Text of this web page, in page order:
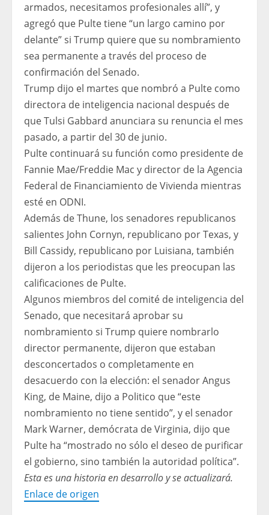
armados, necesitamos profesionales allí”, y
agregó que Pulte tiene “un largo camino por
delante” si Trump quiere que su nombramiento
sea permanente a través del proceso de
confirmación del Senado.
Trump dijo el martes que nombró a Pulte como
directora de inteligencia nacional después de
que Tulsi Gabbard anunciara su renuncia el mes
pasado, a partir del 30 de junio.
Pulte continuará su función como presidente de
Fannie Mae/Freddie Mac y director de la Agencia
Federal de Financiamiento de Vivienda mientras
esté en ODNI.
Además de Thune, los senadores republicanos
salientes John Cornyn, republicano por Texas, y
Bill Cassidy, republicano por Luisiana, también
dijeron a los periodistas que les preocupan las
calificaciones de Pulte.
Algunos miembros del comité de inteligencia del
Senado, que necesitará aprobar su
nombramiento si Trump quiere nombrarlo
director permanente, dijeron que estaban
desconcertados o completamente en
desacuerdo con la elección: el senador Angus
King, de Maine, dijo a Politico que “este
nombramiento no tiene sentido”, y el senador
Mark Warner, demócrata de Virginia, dijo que
Pulte ha “mostrado no sólo el deseo de purificar
el gobierno, sino también la autoridad política”.
Esta es una historia en desarrollo y se actualizará.
Enlace de origen